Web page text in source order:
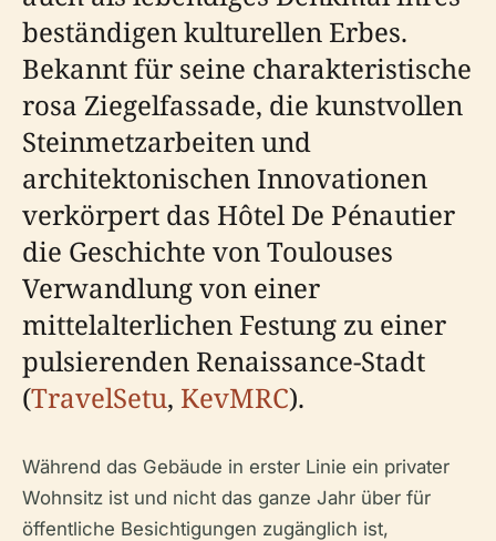
beständigen kulturellen Erbes.
Bekannt für seine charakteristische
rosa Ziegelfassade, die kunstvollen
Steinmetzarbeiten und
architektonischen Innovationen
verkörpert das Hôtel De Pénautier
die Geschichte von Toulouses
Verwandlung von einer
mittelalterlichen Festung zu einer
pulsierenden Renaissance-Stadt
(TravelSetu, KevMRC).
Während das Gebäude in erster Linie ein privater
Wohnsitz ist und nicht das ganze Jahr über für
öffentliche Besichtigungen zugänglich ist,